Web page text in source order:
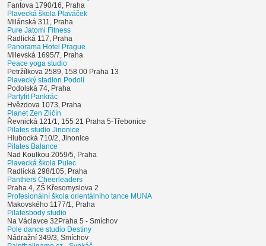
Fantova 1790/16, Praha
Plavecká škola Plaváček
Milánská 311, Praha
Pure Jatomi Fitness
Radlická 117, Praha
Panorama Hotel Prague
Milevská 1695/7, Praha
Peace yoga studio
Petržílkova 2589, 158 00 Praha 13
Plavecký stadion Podolí
Podolská 74, Praha
Partyfit Pankrác
Hvězdova 1073, Praha
Planet Zen Zličín
Řevnická 121/1, 155 21 Praha 5-Třebonice
Pilates studio Jinonice
Hlubocká 710/2, Jinonice
Pilates Balance
Nad Koulkou 2059/5, Praha
Plavecká škola Pulec
Radlická 298/105, Praha
Panthers Cheerleaders
Praha 4, ZŠ Křesomyslova 2
Profesionální škola orientálního tance MUNA
Makovského 1177/1, Praha
Pilatesbody studio
Na Václavce 32Praha 5 - Smíchov
Pole dance studio Destiny
Nádražní 349/3, Smíchov